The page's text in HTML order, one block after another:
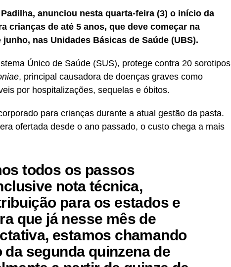
anunciou nesta quarta-feira (3) o início da
crianças de até 5 anos, que deve começar na
nas Unidades Básicas de Saúde (UBS).
Único de Saúde (SUS), protege contra 20 sorotipos
, principal causadora de doenças graves como
por hospitalizações, sequelas e óbitos.
para crianças durante a atual gestão da pasta.
ofertada desde o ano passado, o custo chega a mais
todos os passos
nota técnica,
para os estados e
que já nesse mês de
estamos chamando
da segunda quinzena de